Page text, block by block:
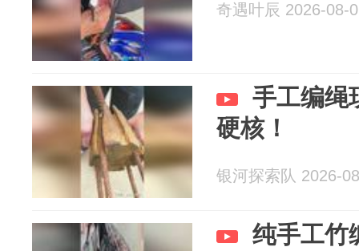
奇遇叶辰 2026-08-
手工编绳
硬核！
银河探索队 2026-
纯手工竹